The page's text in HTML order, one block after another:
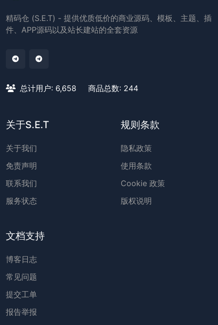
精码仓 (S.E.T) - 提供优质低价的商业源码、模板、主题、插
件、APP源码以及站长建站的全套资源
总计用户: 6,658 商品总数: 244
关于S.E.T
关于我们
免责声明
联系我们
服务状态
规则条款
隐私政策
使用条款
Cookie 政策
版权说明
文档支持
博客日志
常见问题
提交工单
报告举报